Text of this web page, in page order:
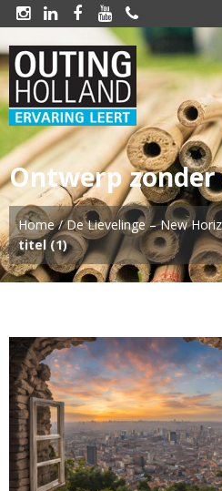
    
Ontwerp
Home/De Lievelinge – New
titel (1)